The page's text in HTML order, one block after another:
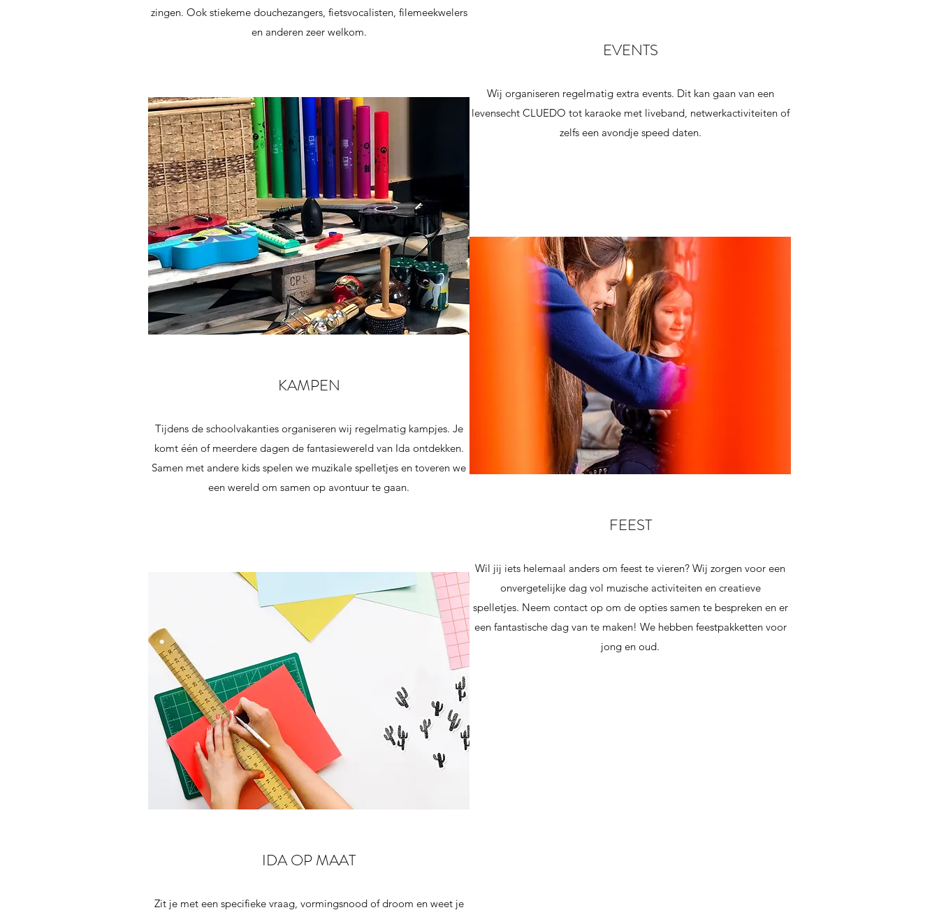
zingen. Ook stiekeme douchezangers, fietsvocalisten, filemeekwelers
en anderen zeer welkom.
EVENTS
Wij organiseren regelmatig extra events. Dit kan gaan van een
levensecht CLUEDO tot karaoke met liveband, netwerkactiviteiten of
zelfs een avondje speed daten.
KAMPEN
Tijdens de schoolvakanties organiseren wij regelmatig kampjes. Je
komt één of meerdere dagen de fantasiewereld van Ida ontdekken.
Samen met andere kids spelen we muzikale spelletjes en toveren we
een wereld om samen op avontuur te gaan.
FEEST
Wil jij iets helemaal anders om feest te vieren? Wij zorgen voor een
onvergetelijke dag vol muzische activiteiten en creatieve
spelletjes. Neem contact op om de opties samen te bespreken en er
een fantastische dag van te maken! We hebben feestpakketten voor
jong en oud.
IDA OP MAAT
Zit je met een specifieke vraag, vormingsnood of droom en weet je